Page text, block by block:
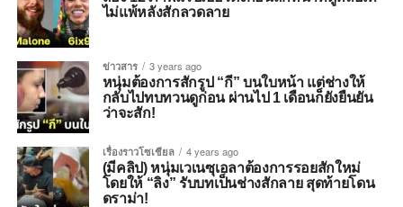
ไม่แพ้หลังสักลวดลาย
ข่าวสาร 3 years ago
หนุ่มต้องการสักรูป “กี” บนใบหน้า แต่ช่างให้
กลับไปทบทวนดูก่อน ผ่านไป 1 เดือนก็ยังยืนยัน
ว่าจะสัก!
เรื่องราวโซเชียล 4 years ago
(มีคลิป) หนุ่มเวเนซุเอลาต้องการรอยสักใหม่
โดยให้ “ลิง” รับบทเป็นช่างสักลาย สุดท้ายโดน
ดราม่า!